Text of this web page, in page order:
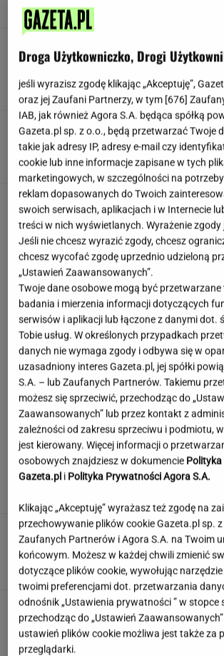
perturbacje. Polacy
SUBSKRYPCJA
W USA szykują przepis,
zasady zakupów w sklepach
Angelina Jolie pod presją.
się ujawnienia dokumentów
Prawdziwa bomba dla
otwartej telewizji
KACPER SOSNOWSKI
Quiz filmowy - aktorzy PRL.
najlepszych z was zgarnie
Droga Użytkowniczko, Drogi
jeśli wyrazisz zgodę klikając „Akceptuję”,
oraz jej Zaufani Partnerzy, w tym [676]
IAB, jak również Agora S.A. będąca spółką
Gazeta.pl sp. z o.o., będą przetwarzać Twoje
takie jak adresy IP, adresy e-mail czy
cookie lub inne informacje zapisane w tych
marketingowych, w szczególności na
reklam dopasowanych do Twoich
swoich serwisach, aplikacjach i w Internecie
treści w nich wyświetlanych. Wyrażenie
Jeśli nie chcesz wyrazić zgody, chcesz
chcesz wycofać zgodę uprzednio udzieloną
„Ustawień Zaawansowanych”.
Twoje dane osobowe mogą być przetwarzane
badania i mierzenia informacji dotyczących
serwisów i aplikacji lub łączone z danymi dot.
Tobie usług. W określonych przypadkach
danych nie wymaga zgody i odbywa się w
uzasadniony interes Gazeta.pl, jej spółki
S.A. – lub Zaufanych Partnerów. Takiemu
możesz się sprzeciwić, przechodząc do
Zaawansowanych” lub przez kontakt z
zależności od zakresu sprzeciwu i podmiotu,
jest kierowany. Więcej informacji o
osobowych znajdziesz w dokumencie
Gazeta.pl i Polityka Prywatności Agora S.A.
Klikając „Akceptuję” wyrażasz też zgodę na
przechowywanie plików cookie Gazeta.pl sp. z
Zaufanych Partnerów i Agora S.A. na Twoim
końcowym. Możesz w każdej chwili zmienić
dotyczące plików cookie, wywołując
twoimi preferencjami dot. przetwarzania
odnośnik „Ustawienia prywatności ” w stopce
przechodząc do „Ustawień
ustawień plików cookie możliwa jest także za
przeglądarki.